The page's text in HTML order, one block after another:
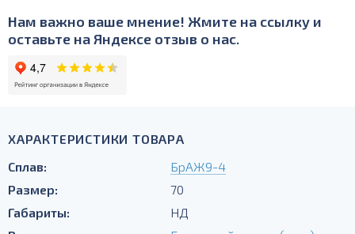
Нам важно ваше мнение! Жмите на ссылку и
оставьте на Яндексе отзыв о нас.
ХАРАКТЕРИСТИКИ ТОВАРА
Сплав:
БрАЖ9-4
Размер:
70
Габариты:
НД